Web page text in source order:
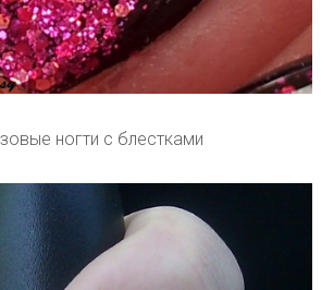
ногти с блестками